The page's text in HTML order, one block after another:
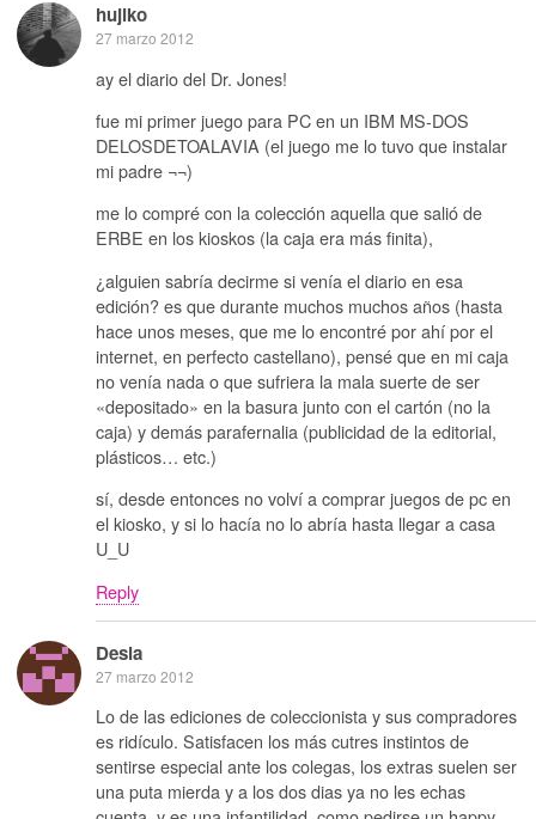
hujiko
27 marzo 2012
ay el diario del Dr. Jones!
fue mi primer juego para PC en un IBM MS-DOS
DELOSDETOALAVIA (el juego me lo tuvo que instalar
mi padre ¬¬)
me lo compré con la colección aquella que salió de
ERBE en los kioskos (la caja era más finita),
¿alguien sabría decirme si venía el diario en esa
edición? es que durante muchos muchos años (hasta
hace unos meses, que me lo encontré por ahí por el
internet, en perfecto castellano), pensé que en mi caja
no venía nada o que sufriera la mala suerte de ser
«depositado» en la basura junto con el cartón (no la
caja) y demás parafernalia (publicidad de la editorial,
plásticos… etc.)
sí, desde entonces no volví a comprar juegos de pc en
el kiosko, y si lo hacía no lo abría hasta llegar a casa
U_U
Reply
Desia
27 marzo 2012
Lo de las ediciones de coleccionista y sus compradores
es ridículo. Satisfacen los más cutres instintos de
sentirse especial ante los colegas, los extras suelen ser
una puta mierda y a los dos dias ya no les echas